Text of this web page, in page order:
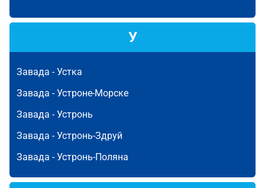
У
Завада -Устка
Завада -Устроне-Морске
Завада -Устронь
Завада -Устронь-Здруй
Завада -Устронь-Поляна